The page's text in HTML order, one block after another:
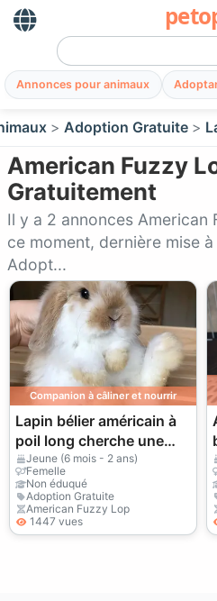
Annonces pour animaux
Adoption Gratuite
American Fuzzy
Gratuitement
Il y a 2 annonces American
ce moment, dernière mise
Adopt...
Companion à câliner et nourrir
Lapin bélier américain à
poil long cherche une
nouvelle famille
Jeune (6 mois - 2 ans)
Femelle
Non éduqué
Adoption Gratuite
American Fuzzy Lop
1447 vues